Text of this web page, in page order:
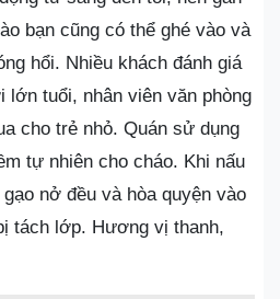
bạn cũng có thể ghé vào và
hổi. Nhiều khách đánh giá
lớn tuổi, nhân viên văn phòng
cho trẻ nhỏ. Quán sử dụng
tự nhiên cho cháo. Khi nấu
nở đều và hòa quyện vào
tách lớp. Hương vị thanh,